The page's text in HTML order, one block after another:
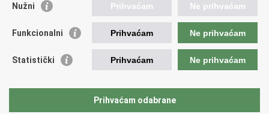
Korisne poveznice
Vlada RH
ASOO
CARNET
Nužni Prihvaćam Ne prihvaćam
Funkcionalni Prihvaćam Ne prihvaćam
Statistički Prihvaćam Ne prihvaćam
Prihvaćam odabrane